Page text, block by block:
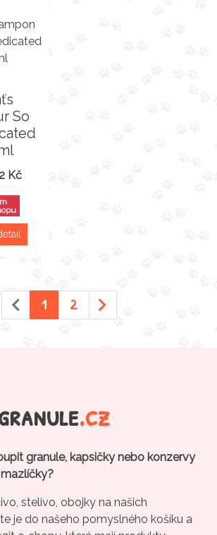
So
Kč
1 2
.cz
granule, kapsičky nebo konzervy
stelivo, obojky na našich
je do našeho pomyslného košíku a